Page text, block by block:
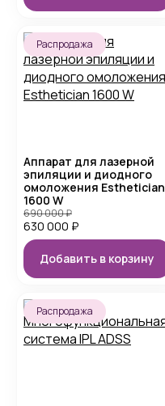
Распродажа
Аппарат для лазерной
эпиляции и диодного
омоложения Esthetician
1600 W
630 000 ₽
690 000₽
Добавить в корзину
Распродажа